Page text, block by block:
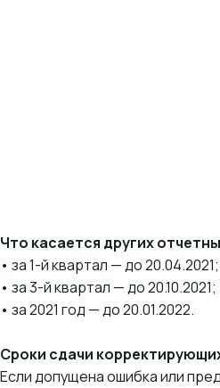
Что касается других
• за 1-й квартал — до 20.04.2021;
• за 3-й квартал — до 20.10.2021;
• за 2021 год — до 20.01.2022.
Сроки сдачи
Если допущена ошибка или